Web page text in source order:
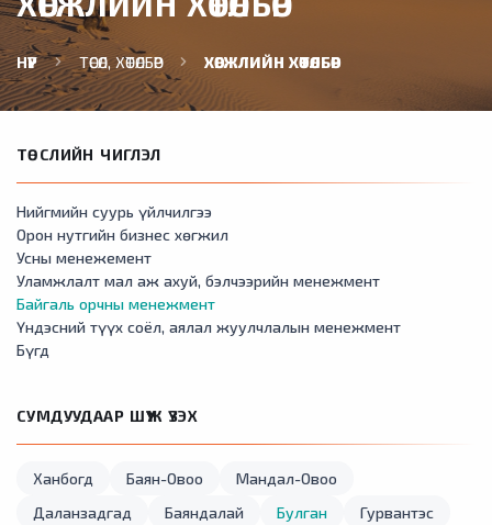
НҮҮР ТӨСӨЛ, ХӨТӨЛБӨР ХӨГЖЛИЙН ХӨТӨЛБӨР
ТӨСЛИЙН ЧИГЛЭЛ
Нийгмийн суурь үйлчилгээ
Орон нутгийн бизнес хөгжил
Усны менежемент
Уламжлалт мал аж ахуй, бэлчээрийн менежмент
Байгаль орчны менежмент
Үндэсний түүх соёл, аялал жуулчлалын менежмент
Бүгд
СУМДУУДААР ШҮҮЖ ҮЗЭХ
Ханбогд Баян-Овоо
Мандал-Овоо
Даланзадгад
Баяндалай Булган
Гурвантэс